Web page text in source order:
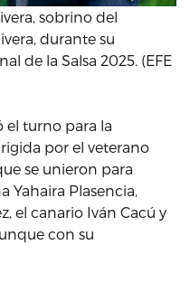
sobrino del
durante su
de la Salsa 2025. (EFE
el turno para la
por el veterano
se unieron para
Yahaira Plasencia,
el canario Iván Cacú y
con su